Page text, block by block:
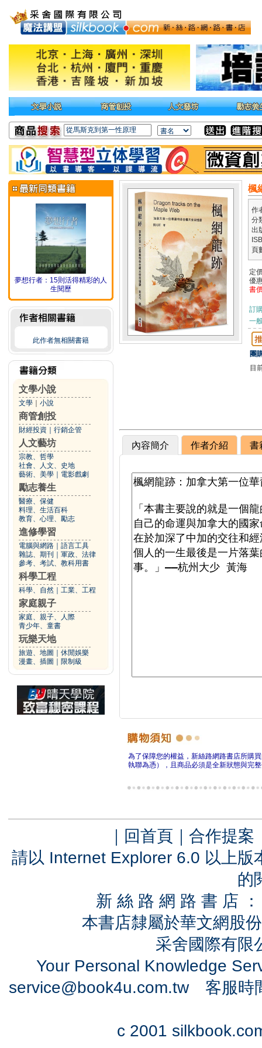
夢想行者：15則活得精彩的人
生閱歷
此作者無相關書籍
文學小說
文學 小說
商管創投
財經投資 行銷企管
人文藝坊
宗教、哲學
社會、人文、史地
藝術、美學
電影戲劇
勵志養生
醫療、保健
料理、生活百科
教育、心理、勵志
進修學習
電腦與網路
語言工具
雜誌、期刊
軍政、法律
參考、考試、教科用書
科學工程
科學、自然 工業、工程
家庭親子
家庭、親子、人際
青少年、童書
玩樂天地
旅遊、地圖
休閒娛樂
漫畫、插圖
限制級
楓
作
分
出
頁
定
優
書
訂
一
團
目
內容簡介 作者介紹 書
為了保障您的權益，新絲路網路書店所購
執聯為憑），且商品必須是全新狀態與完
｜ 回首頁 ｜ 合作提案
請以 Internet Explorer 6.0 以上
的
新 絲 路 網 路 書 店
本書店隸屬於華文網股
采舍國際有
Your Personal Knowledge
service@book4u.com.tw客服時
c 2001